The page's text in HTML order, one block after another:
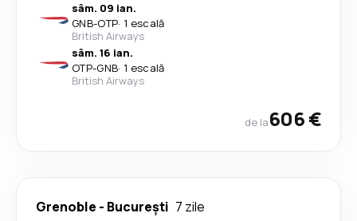
sâm. 09 ian.
GNB-OTP· 1 escală
British Airways
sâm. 16 ian.
OTP-GNB· 1 escală
British Airways
de la606 €
Grenoble - București 7 zile